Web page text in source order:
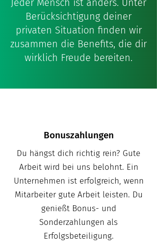
Jeder Mensch ist anders. ​Unter
Berücksichtigung deiner
privaten Situation finden wir
zusammen die Benefits, die dir
wirklich Freude bereiten.
Bonuszahlungen
Du hängst dich richtig rein? Gute
Arbeit wird bei uns belohnt. Ein
Unternehmen ist erfolgreich, wenn
Mitarbeiter gute Arbeit leisten. Du
genießt Bonus- und
Sonderzahlungen als
Erfolgsbeteiligung.